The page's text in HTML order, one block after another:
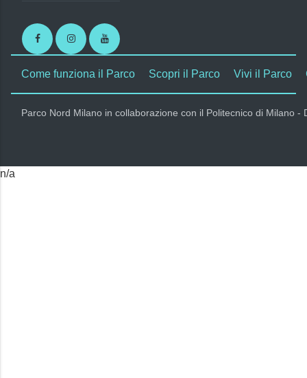
FacebookInstagramYoutube
Come funziona il Parco Scopri il Parco Vivi il Parco
Parco Nord Milano in collaborazione con il Politecnico di Milano
n/a